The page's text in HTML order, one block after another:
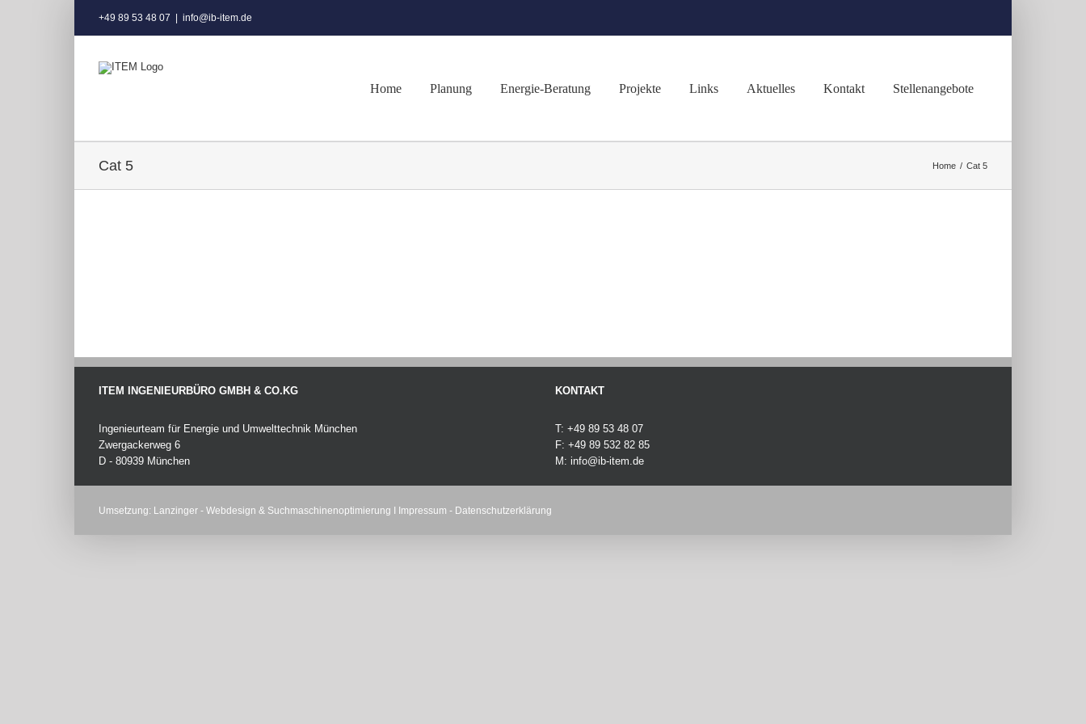
+49 89 53 48 07 info@ib-item.de
Home Planung Energie-Beratung Projekte Links Aktuelles Kontakt Stellenangebote
Cat 5 Home / Cat 5
ITEM INGENIEURBÜRO GMBH & CO.KG
Ingenieurteam für Energie und Umwelttechnik München
Zwergackerweg 6
D - 80939 München
KONTAKT
T: +49 89 53 48 07
F: +49 89 532 82 85
M: info@ib-item.de
Umsetzung: Lanzinger - Webdesign & Suchmaschinenoptimierung Impressum - Datenschutzerklärung